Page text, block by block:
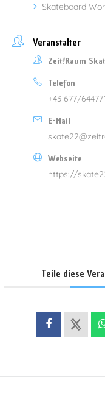
Skateboard
Veranstalter
Zeit!Raum
Telefon
+43 677/
E-Mail
Webseite
https://
Teile diese